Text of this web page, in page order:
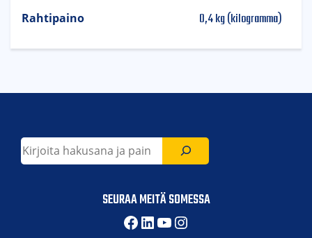
Rahtipaino 0,4 kg (kilogramma)
Etsi
SEURAA MEITÄ SOMESSA
Facebook
LinkedIn
YouTube
Instagram